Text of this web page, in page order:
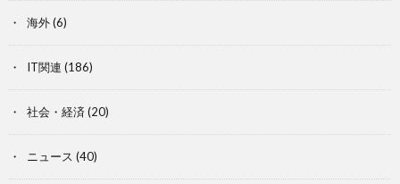
海外(6)
IT関連 (186)
社会・経済 (20)
ニュース (40)